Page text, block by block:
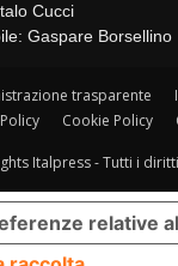
Cucci
Gaspare Borsellino
trasparente
Cookie Policy
Italpress - Tutti i
relative